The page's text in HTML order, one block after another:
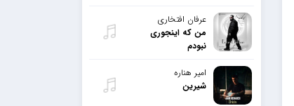
عرفان افتخاری
من که اینجوری
نبودم
امیر هناره
شیرین